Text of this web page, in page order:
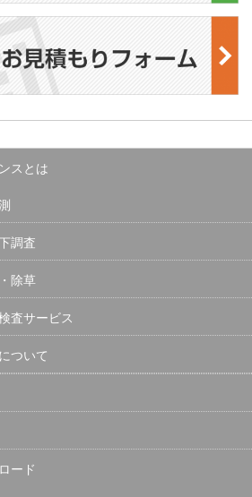
スとは
調査
除草
査サービス
ついて
ード